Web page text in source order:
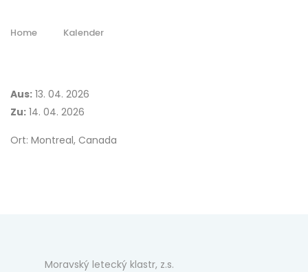
Home Kalender
Aus: 13. 04. 2026
Zu: 14. 04. 2026
Ort: Montreal, Canada
Moravský letecký klastr, z.s.